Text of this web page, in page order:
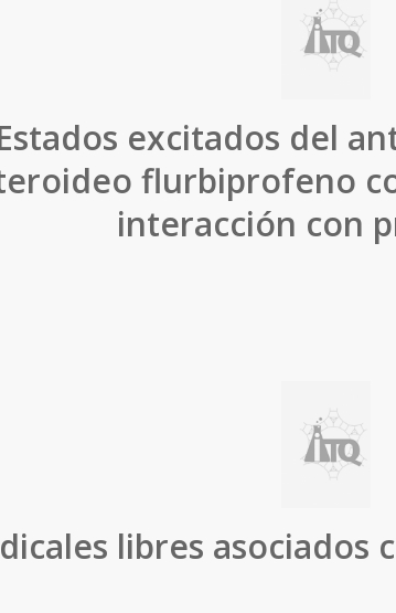
excitados del
flurbiprofeno
interacción con
libres asociados